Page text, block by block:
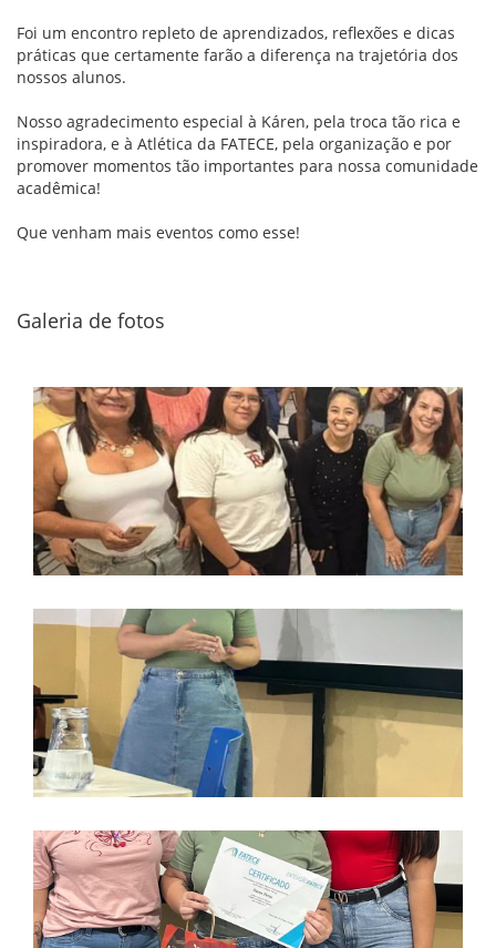
Foi um encontro repleto de aprendizados, reflexões e dicas
práticas que certamente farão a diferença na trajetória dos
nossos alunos.
Nosso agradecimento especial à Káren, pela troca tão rica e
inspiradora, e à Atlética da FATECE, pela organização e por
promover momentos tão importantes para nossa comunidade
acadêmica!
Que venham mais eventos como esse!
Galeria de fotos